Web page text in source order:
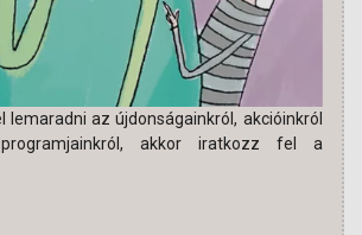
lemaradni az újdonságainkról, akcióinkról
akkor iratkozz fel a